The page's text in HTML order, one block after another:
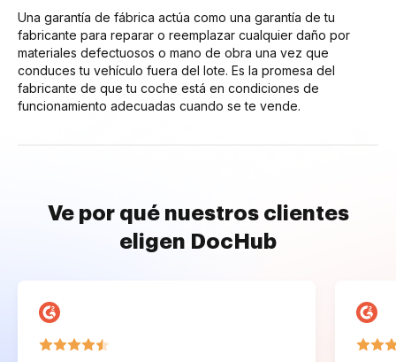
Una garantía de fábrica actúa como una garantía de tu
fabricante para reparar o reemplazar cualquier daño por
materiales defectuosos o mano de obra una vez que
conduces tu vehículo fuera del lote. Es la promesa del
fabricante de que tu coche está en condiciones de
funcionamiento adecuadas cuando se te vende.
Ve por qué nuestros clientes
eligen DocHub